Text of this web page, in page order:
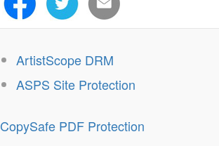
ArtistScope DRM
ASPS Site Protection
CopySafe PDF Protection